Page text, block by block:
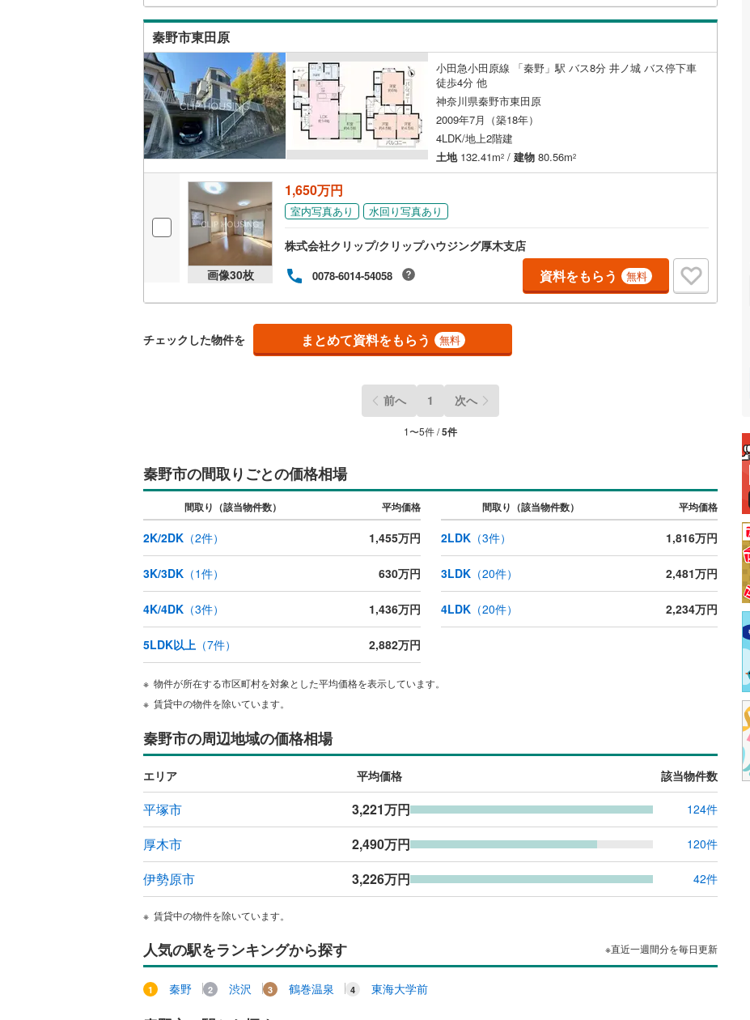
秦野市東田原
小田急小田原線 「秦野」駅 バス8分 井ノ城 バス停下車
徒歩4分 他
神奈川県秦野市東田原
2009年7月（築18年）
4LDK/地上2階建
土地132.41m2 / 建物 80.56m2
画像30枚
1,650万円
室内写真あり 水回り写真あり
株式会社クリップ/クリップハウジング厚木支店
0078-6014-54058 資料をもらう 無料
チェックした物件を まとめて資料をもらう 無料
前へ 1 次へ
1〜5件 /5件
秦野市の間取りごとの価格相場
間取り（該当物件数） 平均価格 間取り（該当物件数） 平均価格
2K/2DK （2件） 1,455万円 2LDK（3件） 1,816万円
3K/3DK （1件） 630万円 3LDK（20件） 2,481万円
4K/4DK （3件） 1,436万円 4LDK（20件） 2,234万円
5LDK以上 （7件） 2,882万円
物件が所在する市区町村を対象とした平均価格を表示しています。
賃貸中の物件を除いています。
秦野市の周辺地域の価格相場
エリア 平均価格 該当物件数
平塚市 3,221万円 124件
厚木市 2,490万円 120件
伊勢原市 3,226万円 42件
賃貸中の物件を除いています。
人気の駅をランキングから探す ※直近一週間分を毎日更新
秦野 渋沢 鶴巻温泉 東海大学前